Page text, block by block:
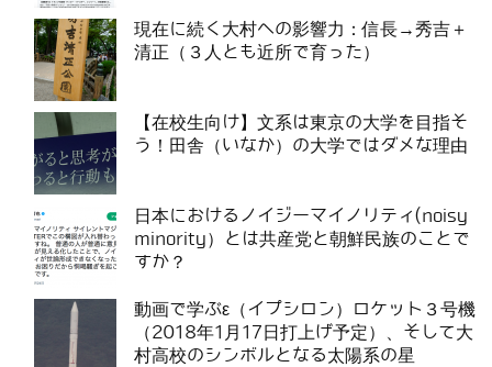
現在に続く大村への影響力：信長→秀吉＋
清正（３人とも近所で育った）
【在校生向け】文系は東京の大学を目指そ
う！田舎（いなか）の大学ではダメな理由
日本におけるノイジーマイノリティ(noisy
minority）とは共産党と朝鮮民族のことで
すか？
動画で学ぶε（イプシロン）ロケット３号機
（2018年1月17日打上げ予定）、そして大
村高校のシンボルとなる太陽系の星